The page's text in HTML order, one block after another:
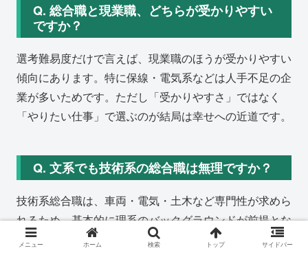
Q. 総合職と現業職、どちらが受かりやすい
ですか？
選考難易度だけで言えば、現業職のほうが受かりやすい
傾向にあります。特に保線・電気系などは人手不足の企
業が多いためです。ただし「受かりやすさ」ではなく
「やりたい仕事」で選ぶのが結局は幸せへの近道です。
Q. 文系でも技術系の総合職は無理ですか？
技術系総合職は、車両・電気・土木など専門性が求めら
れるため、基本的に理系のバックグラウンドが前提とな
る募集が多いです。文系の方は事務系総合職を狙うのが
メニュー ホーム 検索 トップ サイドバー